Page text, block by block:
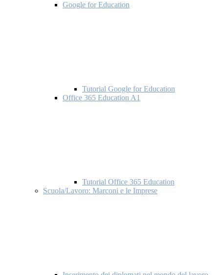
Google for Education
Tutorial Google for Education
Office 365 Education A1
Tutorial Office 365 Education
Scuola/Lavoro: Marconi e le Imprese